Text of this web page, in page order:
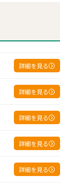
詳細を見る
詳細を見る
詳細を見る
詳細を見る
詳細を見る